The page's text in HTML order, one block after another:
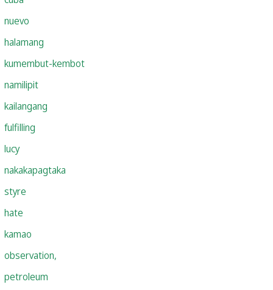
nuevo
halamang
kumembut-kembot
namilipit
kailangang
fulfilling
lucy
nakakapagtaka
styre
hate
kamao
observation,
petroleum